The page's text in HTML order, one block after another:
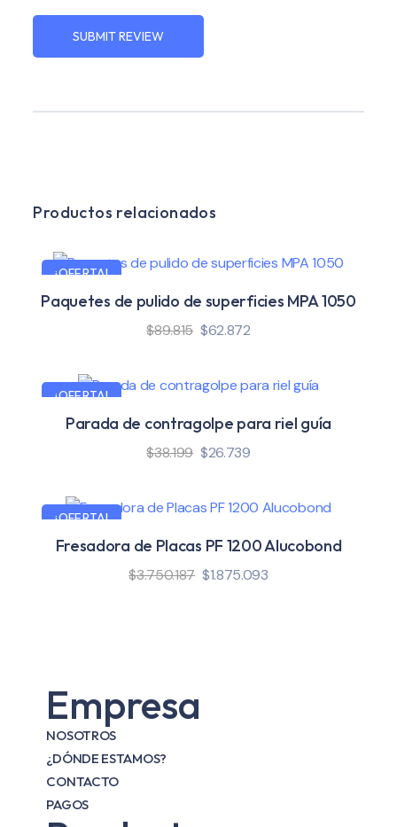
Productos relacionados
¡OFERTA!
Paquetes de pulido de superficies MPA 1050
$89.815 $62.872
¡OFERTA!
Parada de contragolpe para riel guía
$38.199 $26.739
¡OFERTA!
Fresadora de Placas PF 1200 Alucobond
$3.750.187 $1.875.093
Empresa
NOSOTROS
¿DÓNDE ESTAMOS?
CONTACTO
PAGOS